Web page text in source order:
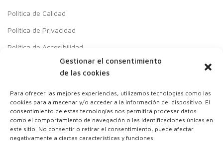
Gestionar el consentimiento
de las cookies
Para ofrecer las mejores experiencias, utilizamos tecnologías como las
cookies para almacenar y/o acceder a la información del dispositivo. El
consentimiento de estas tecnologías nos permitirá procesar datos
como el comportamiento de navegación o las identificaciones únicas en
este sitio. No consentir o retirar el consentimiento, puede afectar
negativamente a ciertas características y funciones.
Política de Calidad
Política de Privacidad
Política de Accesibilidad
Contacto
Responsabilidad Social Empresarial
Colaboraciones con: